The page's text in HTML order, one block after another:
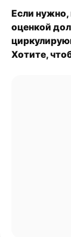
Если нужно,
оценкой
Хотите,